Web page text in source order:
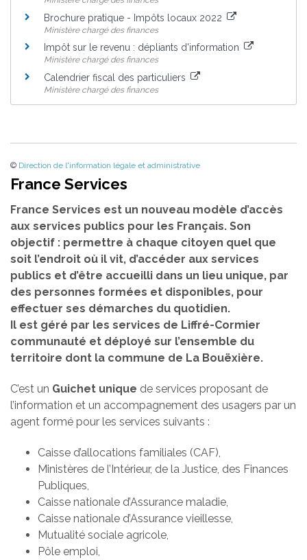
Brochure pratique - Impôts locaux 2022
Ministère chargé des finances
Impôt sur le revenu : dépliants d'information
Ministère chargé des finances
Calendrier fiscal des particuliers
Ministère chargé des finances
© Direction de l'information légale et administrative
France Services
France Services est un nouveau modèle d’accès
aux services publics pour les Français. Son
objectif : permettre à chaque citoyen quel que
soit l’endroit où il vit, d’accéder aux services
publics et d’être accueilli dans un lieu unique, par
des personnes formées et disponibles, pour
effectuer ses démarches du quotidien.
Il est géré par les services de Liffré-Cormier
communauté et déployé sur l’ensemble du
territoire dont la commune de La Bouëxière.
C’est un Guichet unique de services proposant de
l’information et un accompagnement des usagers par un
agent formé pour les services suivants :
Caisse d’allocations familiales (CAF),
Ministères de l’Intérieur, de la Justice, des Finances
Publiques,
Caisse nationale d’Assurance maladie,
Caisse nationale d’Assurance vieillesse,
Mutualité sociale agricole,
Pôle emploi,